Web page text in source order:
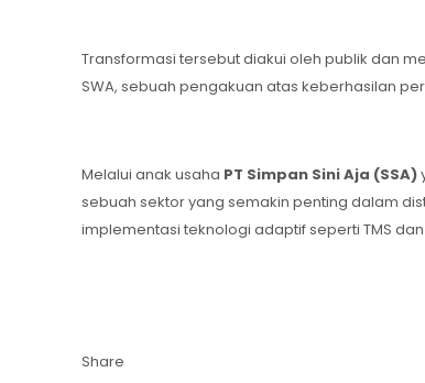
Transformasi tersebut diakui oleh publik dan
SWA, sebuah pengakuan atas keberhasilan
Melalui anak usaha PT Simpan Sini Aja (SSA)
sebuah sektor yang semakin penting dalam
implementasi teknologi adaptif seperti TMS
Share